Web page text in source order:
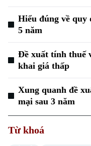
Hiểu đúng về quy
5 năm
Đề xuất tính thuế
khai giá thấp
Xung quanh đề
mại sau 3 năm
Từ khoá